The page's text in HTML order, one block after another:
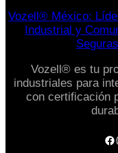
Vozell® México:
Industrial y
Seguras
Vozell® es tu
industriales para
con certificación
Facebook